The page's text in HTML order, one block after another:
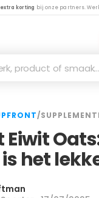
extra korting bij onze partners.
product of smaak…
/
het